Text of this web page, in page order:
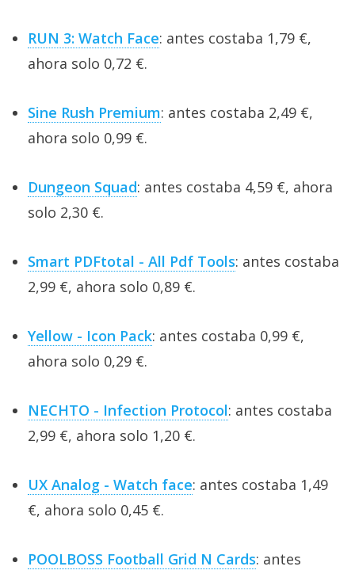
RUN 3: Watch Face: antes costaba 1,79 €,
ahora solo 0,72 €.
Sine Rush Premium: antes costaba 2,49 €,
ahora solo 0,99 €.
Dungeon Squad: antes costaba 4,59 €, ahora
solo 2,30 €.
Smart PDFtotal - All Pdf Tools: antes costaba
2,99 €, ahora solo 0,89 €.
Yellow - Icon Pack: antes costaba 0,99 €,
ahora solo 0,29 €.
NECHTO - Infection Protocol: antes costaba
2,99 €, ahora solo 1,20 €.
UX Analog - Watch face: antes costaba 1,49
€, ahora solo 0,45 €.
POOLBOSS Football Grid N Cards: antes